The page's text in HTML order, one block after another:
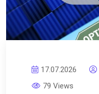
17.07.2026
79 Views